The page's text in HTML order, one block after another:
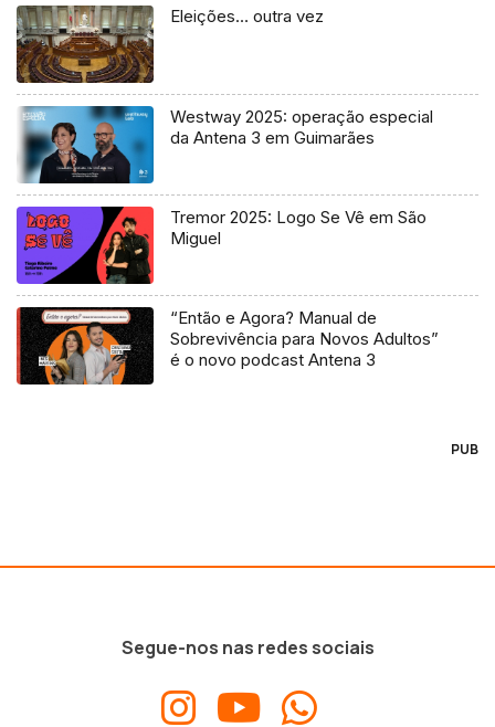
Eleições… outra vez
Westway 2025: operação especial
da Antena 3 em Guimarães
Tremor 2025: Logo Se Vê em São
Miguel
“Então e Agora? Manual de
Sobrevivência para Novos Adultos”
é o novo podcast Antena 3
PUB
Segue-nos nas redes sociais